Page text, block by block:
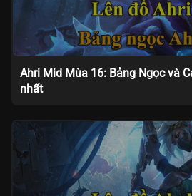
Ahri Mid Mùa 16: Bảng Ngọc và
nhất